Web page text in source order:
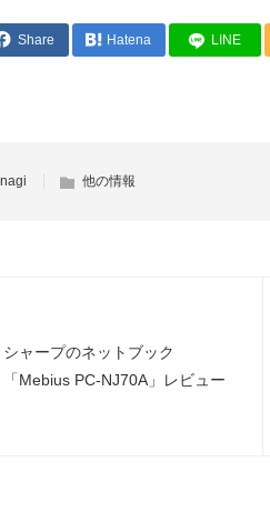
Share Hatena LINE
他の情報
シャープのネットブック
「Mebius PC-NJ70A」レビュー